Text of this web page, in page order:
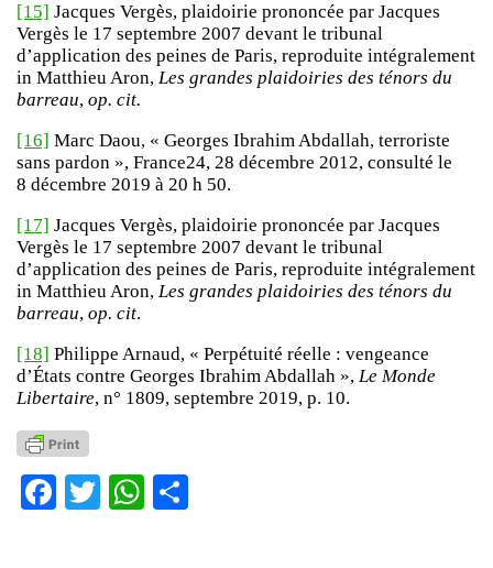
[15] Jacques Vergès, plaidoirie prononcée par Jacques
Vergès le 17 septembre 2007 devant le tribunal
d’application des peines de Paris, reproduite intégralement
in Matthieu Aron, Les grandes plaidoiries des ténors du
barreau, op. cit.
[16] Marc Daou, « Georges Ibrahim Abdallah, terroriste
sans pardon », France24, 28 décembre 2012, consulté le
8 décembre 2019 à 20 h 50.
[17] Jacques Vergès, plaidoirie prononcée par Jacques
Vergès le 17 septembre 2007 devant le tribunal
d’application des peines de Paris, reproduite intégralement
in Matthieu Aron, Les grandes plaidoiries des ténors du
barreau, op. cit.
[18] Philippe Arnaud, « Perpétuité réelle : vengeance
d’États contre Georges Ibrahim Abdallah », Le Monde
Libertaire, n° 1809, septembre 2019, p. 10.
Facebook
TwitterWhatsApp